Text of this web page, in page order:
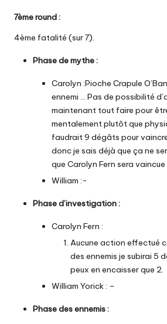
7ème round:
4ème fatalité (sur 7).
Phase de mythe:
Carolyn :Pioche Crapule
ennemi … Pas de possibilité
maintenant tout faire pour
mentalement plutôt que
faudrait 9 dégâts pour
donc je sais déjà que ça ne
que Carolyn Fern sera
William :-
Phase d’investigation :
Carolyn Fern :
Aucune action effectué
des ennemis je subirai 5
peux en encaisser que 2.
William Yorick : –
Phase des ennemis :